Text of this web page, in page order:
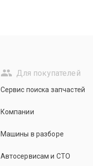
Для покупателей
Сервис поиска запчастей
Компании
Машины в разборе
Автосервисам и СТО